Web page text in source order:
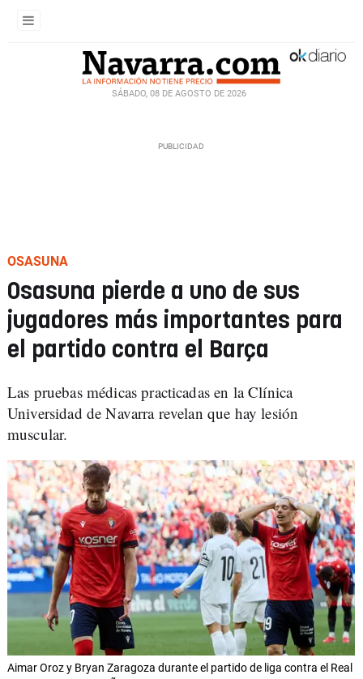
SÁBADO, 08 DE AGOSTO DE 2026
OSASUNA
Osasuna pierde a uno de sus
jugadores más importantes para
el partido contra el Barça
Las pruebas médicas practicadas en la Clínica
Universidad de Navarra revelan que hay lesión
muscular.
Aimar Oroz y Bryan Zaragoza durante el partido de liga contra el Real